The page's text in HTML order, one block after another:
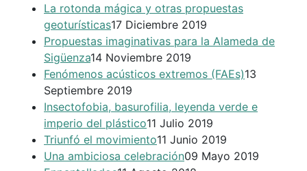
La rotonda mágica y otras propuestas
geoturísticas17 Diciembre 2019
Propuestas imaginativas para la Alameda de
Sigüenza14 Noviembre 2019
Fenómenos acústicos extremos (FAEs)13
Septiembre 2019
Insectofobia, basurofilia, leyenda verde e
imperio del plástico11 Julio 2019
Triunfó el movimiento11 Junio 2019
Una ambiciosa celebración09 Mayo 2019